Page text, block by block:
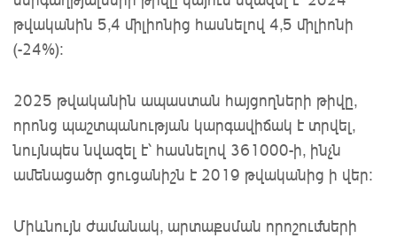
թվականին 5,4 միլիոնից հասնելով 4,5 միլիոնի
(-24%)։
2025 թվականին ապաստան հայցողների թիվը,
որոնց պաշտպանության կարգավիճակ է տրվել,
նույնպես նվազել է՝ հասնելով 361000-ի, ինչն
ամենացածր ցուցանիշն է 2019 թվականից ի վեր:
Միևնույն ժամանակ, արտաքսման որոշումների